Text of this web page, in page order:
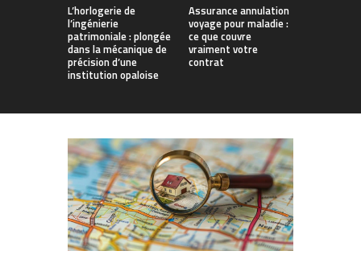
L’horlogerie de
l’ingénierie
patrimoniale : plongée
dans la mécanique de
précision d’une
institution opaloise
Assurance annulation
voyage pour maladie :
ce que couvre
vraiment votre
contrat